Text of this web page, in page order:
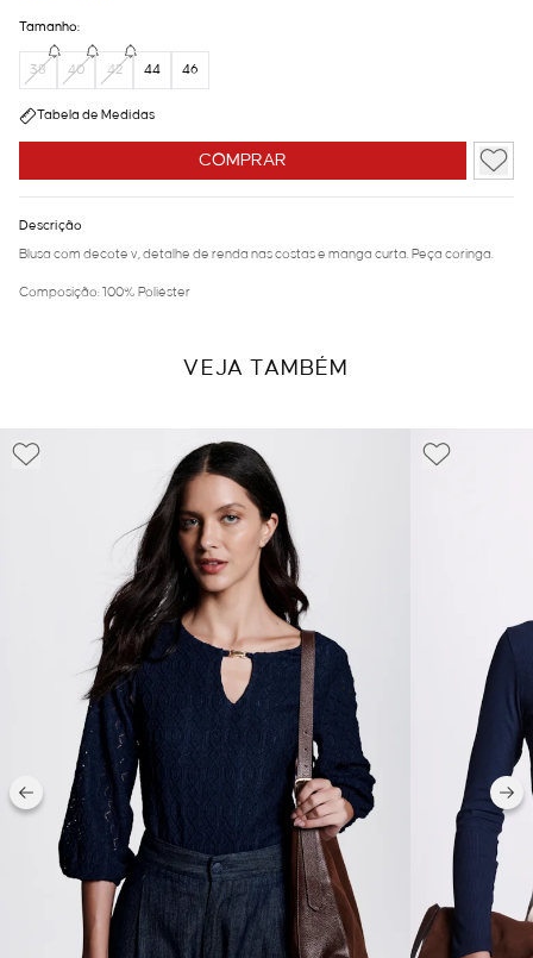
COMPRAR
Tamanho:
38 40 42 44 46
Tabela de Medidas
Descrição
Blusa com decote v, detalhe de renda nas costas e manga curta. Peça coringa.
Composição: 100% Poliéster
VEJA TAMBÉM